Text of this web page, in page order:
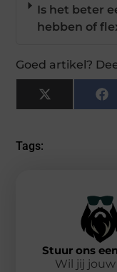
Is het beter
hebben of
Goed artikel?
X
(Twitter)
Tags:
Stuur ons
Wil jij